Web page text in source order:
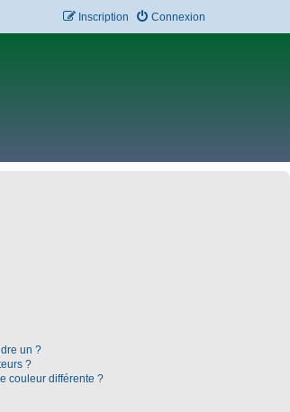
Connexion
Inscription
un ?
?
couleur différente ?